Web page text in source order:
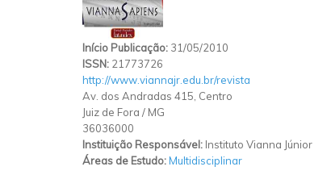
Início Publicação: 31/05/2010
ISSN: 21773726
http://www.viannajr.edu.br/revista
Av. dos Andradas 415, Centro
Juiz de Fora / MG
36036000
Instituição Responsável: Instituto Vianna Júnior
Áreas de Estudo:Multidisciplinar